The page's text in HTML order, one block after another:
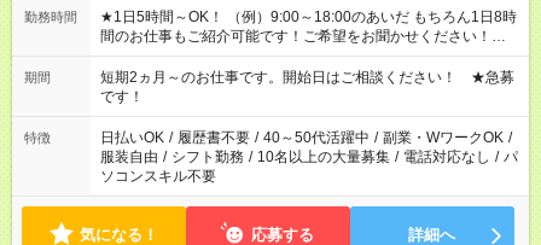
勤務時間
★1日5時間～OK！ （例）9:00～18:00のあいだ もちろん1日8時
間のお仕事もご紹介可能です！ご希望をお聞かせください！★家
庭の都合でお休みが必要な場合も遠慮なくご相談ください。 ※
週最低15時間以上の勤務が必要です
期間
短期2ヵ月～のお仕事です。開始日はご相談ください！ ★急募
です！
特徴 日払いOK / 履歴書不要 / 40～50代活躍中 / 副業・WワークOK /
服装自由 / シフト勤務 / 10名以上の大量募集 / 電話対応なし / パ
ソコンスキル不要
気になる！ 応募する 詳細へ